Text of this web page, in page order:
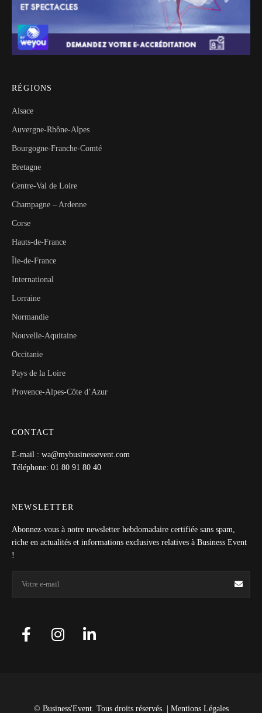
RÉGIONS
Alsace
Auvergne-Rhône-Alpes
Bourgogne-Franche-Comté
Bretagne
Centre-Val de Loire
Champagne – Ardenne
Corse
Hauts-de-France
Île-de-France
International
Lorraine
Normandie
Nouvelle-Aquitaine
Occitanie
Pays de la Loire
Provence-Alpes-Côte d’Azur
CONTACT
E-mail : wa@mybusinessevent.com
Téléphone: 01 80 91 80 40
NEWSLETTER
Abonnez-vous à notre newsletter hebdomadaire certifiée sans spam,
riche en actualités et informations exclusives relatives à Business Event
!
© Business'Event. Tous droits réservés. | Mentions Légales